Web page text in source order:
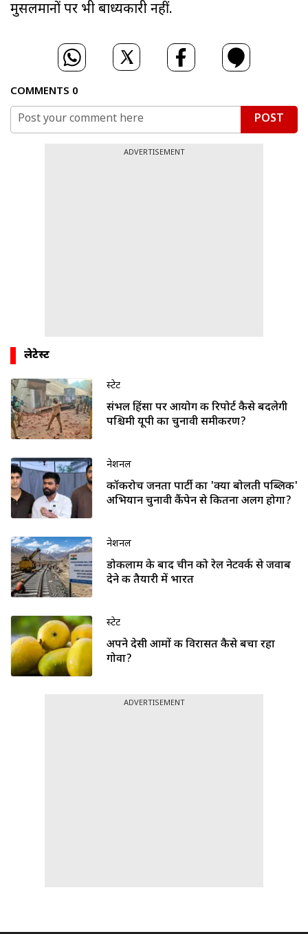
मुसलमानों पर भी बाध्यकारी नहीं.
COMMENTS 0
POST
ADVERTISEMENT
लेटेस्ट
स्टेट
संभल हिंसा पर आयोग की रिपोर्ट कैसे बदलेगी
पश्चिमी यूपी का चुनावी समीकरण?
नेशनल
कॉकरोच जनता पार्टी का 'क्या बोलती पब्लिक'
अभियान चुनावी कैंपेन से कितना अलग होगा?
नेशनल
डोकलाम के बाद चीन को रेल नेटवर्क से जवाब
देने की तैयारी में भारत
स्टेट
अपने देसी आमों की विरासत कैसे बचा रहा
गोवा?
ADVERTISEMENT